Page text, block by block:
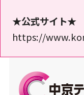
★公式サイト★
https://